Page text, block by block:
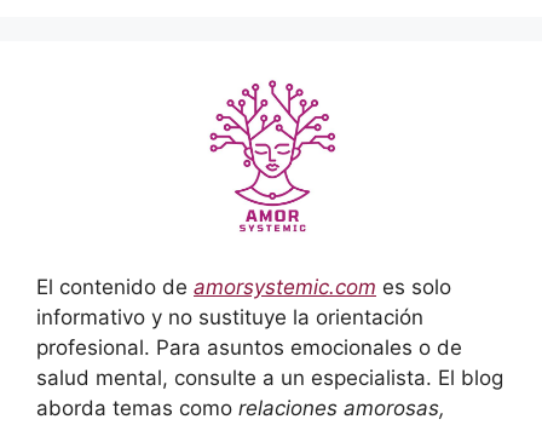
El contenido de amorsystemic.com es solo
informativo y no sustituye la orientación
profesional. Para asuntos emocionales o de
salud mental, consulte a un especialista. El blog
aborda temas como relaciones amorosas,